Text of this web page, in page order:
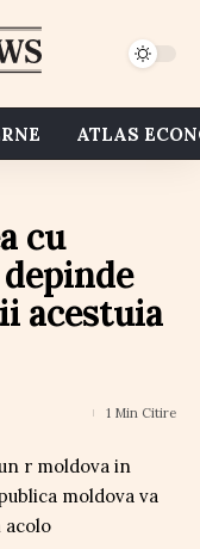
ATLAS
cu
acestuia
1 Min Citire